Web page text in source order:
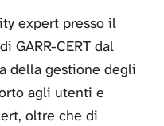
expert presso il
GARR-CERT dal
della gestione degli
agli utenti e
oltre che di